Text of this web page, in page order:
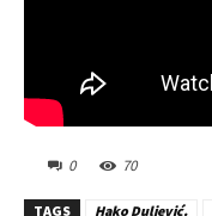
0 70
TAGS Hako Duljević.